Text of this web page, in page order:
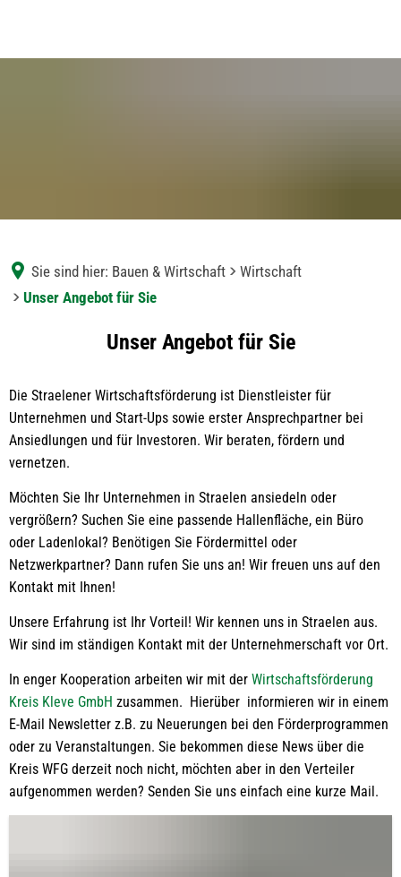
Sie sind hier: Bauen & Wirtschaft
Wirtschaft
Unser Angebot für Sie
für
Sie
Unser Angebot für Sie
Die Straelener Wirtschaftsförderung ist Dienstleister für
Unternehmen und Start-Ups sowie erster Ansprechpartner bei
Ansiedlungen und für Investoren.​ Wir beraten, fördern und
vernetzen.​
Möchten Sie Ihr Unternehmen in Straelen ansiedeln oder
vergrößern? Suchen Sie eine passende Hallenfläche, ein Büro
oder Ladenlokal?​ Benötigen Sie Fördermittel oder
Netzwerkpartner?​ Dann rufen Sie uns an!​ Wir freuen uns auf den
Kontakt mit Ihnen!​
Unsere Erfahrung ist Ihr Vorteil! Wir kennen uns in Straelen aus.
Wir sind im ständigen Kontakt mit der Unternehmerschaft vor Ort.​
In enger Kooperation arbeiten wir mit der Wirtschaftsförderung
Kreis Kleve GmbH zusammen. Hierüber informieren wir in einem
E-Mail Newsletter z.B. zu Neuerungen bei den Förderprogrammen
oder zu Veranstaltungen. Sie bekommen diese News über die
Kreis WFG derzeit noch nicht, möchten aber in den Verteiler
aufgenommen werden? Senden Sie uns einfach eine kurze Mail.